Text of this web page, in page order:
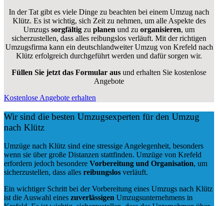
In der Tat gibt es viele Dinge zu beachten bei einem Umzug nach
Klütz. Es ist wichtig, sich Zeit zu nehmen, um alle Aspekte des
Umzugs sorgfältig zu planen und zu organisieren, um
sicherzustellen, dass alles reibungslos verläuft. Mit der richtigen
Umzugsfirma kann ein deutschlandweiter Umzug von Krefeld nach
Klütz erfolgreich durchgeführt werden und dafür sorgen wir.
Füllen Sie jetzt das Formular aus und erhalten Sie kostenlose
Angebote
Kostenlose Angebote erhalten
Wir sind die besten Umzugsexperten für den Umzug
nach Klütz
Umzüge nach Klütz sind eine stressige Angelegenheit, besonders
wenn sie über große Distanzen stattfinden. Umzüge von Krefeld
erfordern jedoch besondere Vorbereitung und Organisation, um
sicherzustellen, dass alles reibungslos verläuft.
Ein wichtiger Schritt bei der Vorbereitung eines Umzugs nach Klütz
ist die Auswahl eines zuverlässigen Umzugsunternehmens in